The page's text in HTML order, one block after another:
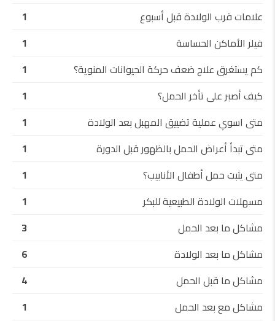
علامات قرب الولادة قبل أسبوع
1
فيلر الأماكن الحساسة
1
كم يستغرق علاج ضعف حركة الحيوانات المنوية؟
1
كيف أصبر على تأخر الحمل؟
1
متى اسوي عملية تضييق المهبل بعد الولادة
1
متى تبدأ أعراض الحمل بالظهور قبل الدورة
1
متى يثبت حمل أطفال الأنابيب؟
1
مسهلات الولادة الطبيعية للبكر
1
مشاكل ما بعد الحمل
3
مشاكل ما بعد الولادة
6
مشاكل ما قبل الحمل
4
مشاكل مع بعد الحمل
1